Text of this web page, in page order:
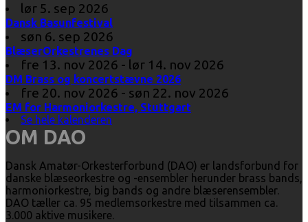
lør 5. sep 2026
Dansk Basunfestival
søn 6. sep 2026
BlæserOrkestrenes Dag
fre 13. nov 2026 - lør 14. nov 2026
DM Brass og koncertstævne 2026
fre 20. nov 2026 - søn 22. nov 2026
EM for Harmoniorkestre, Stuttgart
Se hele kalenderen
OM DAO
Dansk Amatør-Orkesterforbund (DAO) er landsforbund for
danske blæseorkestre og -ensembler herunder brass bands,
harmoniorkestre, big bands og andre blæserensembler.
DAO tæller ca. 95 medlemsorkestre med tilsammen ca.
3.000 aktive musikere.